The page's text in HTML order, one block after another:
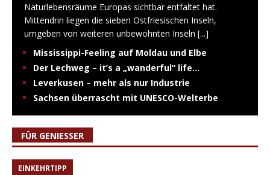
Naturlebensräume Europas sichtbar entfaltet hat.
Mittendrin liegen die sieben Ostfriesischen Inseln,
umgeben von weiteren unbewohnten Inseln [...]
Mississippi-Feeling auf Moldau und Elbe
Der Lechweg – it’s a „wanderful“ life…
Leverkusen – mehr als nur Industrie
Sachsen überrascht mit UNESCO-Welterbe
FÜR GENIESSER
EINKEHRTIPP